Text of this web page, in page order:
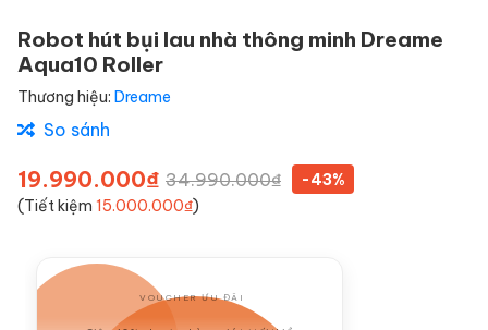
Robot hút bụi lau nhà thông minh Dreame
Aqua10 Roller
Thương hiệu: Dreame
So sánh
19.990.000₫ 34.990.000₫
-43%
(Tiết kiệm 15.000.000₫)
VOUCHER ƯU ĐÃI